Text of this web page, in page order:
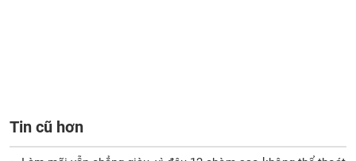
Tin cũ hơn